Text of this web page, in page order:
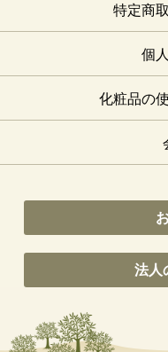
特定商
個
化粧品の
法人